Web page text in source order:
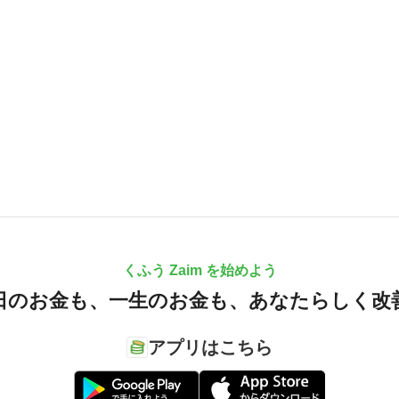
くふう Zaim を始めよう
のお金も、 一生のお金も、 あなたらしく改
アプリはこちら